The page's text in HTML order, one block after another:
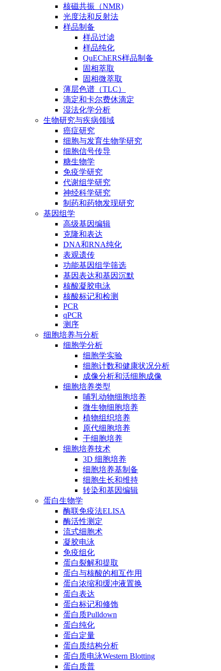
核磁共振（NMR)
光度法和反射法
样品制备
样品过滤
样品纯化
QuEChERS样品制备
固相萃取
固相微萃取
薄层色谱（TLC）
滴定和卡尔费休滴定
湿法化学分析
生物研究与疾病领域
癌症研究
细胞与发育生物学研究
细胞信号传导
糖生物学
免疫学研究
代谢组学研究
神经科学研究
制药和药物发现研究
基因组学
高级基因编辑
克隆和表达
DNA和RNA纯化
表观遗传
功能基因组学筛选
基因表达和基因沉默
核酸凝胶电泳
核酸标记和检测
PCR
qPCR
测序
细胞培养与分析
细胞学分析
细胞学实验
细胞计数和健康状况分析
成像分析和活细胞成像
细胞培养类型
哺乳动物细胞培养
微生物细胞培养
植物组织培养
原代细胞培养
干细胞培养
细胞培养技术
3D 细胞培养
细胞培养基制备
细胞生长和维持
转染和基因编辑
蛋白生物学
酶联免疫法ELISA
酶活性测定
流式细胞术
凝胶电泳
免疫组化
蛋白裂解和提取
蛋白与核酸的相互作用
蛋白浓缩和缓冲液置换
蛋白表达
蛋白标记和修饰
蛋白质Pulldown
蛋白纯化
蛋白定量
蛋白质结构分析
蛋白质电泳Western Blotting
蛋白质普